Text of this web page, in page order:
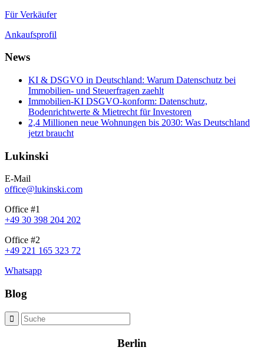
Für Verkäufer
Ankaufsprofil
News
KI & DSGVO in Deutschland: Warum Datenschutz bei
Immobilien- und Steuerfragen zaehlt
Immobilien-KI DSGVO-konform: Datenschutz,
Bodenrichtwerte & Mietrecht für Investoren
2,4 Millionen neue Wohnungen bis 2030: Was Deutschland
jetzt braucht
Lukinski
E-Mail
office@lukinski.com
Office #1
+49 30 398 204 202
Office #2
+49 221 165 323 72
Whatsapp
Blog
Berlin